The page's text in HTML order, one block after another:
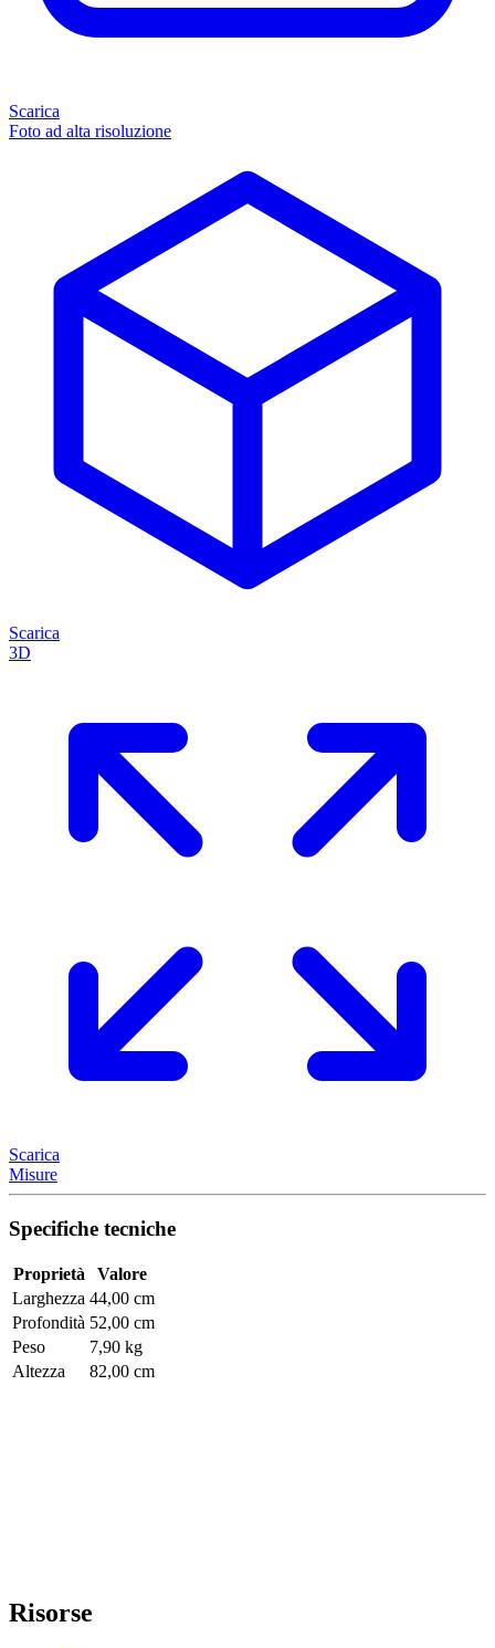
Scarica
Foto ad alta risoluzione
Scarica
3D
Scarica
Misure
Specifiche tecniche
Proprietà
Valore
Larghezza 44,00 cm
Profondità 52,00 cm
Peso
7,90 kg
Altezza
82,00 cm
Risorse